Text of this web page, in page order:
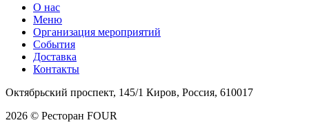
О нас
Меню
Организация мероприятий
События
Доставка
Контакты
Октябрьский проспект, 145/1 Киров, Россия, 610017
2026 © Ресторан FOUR